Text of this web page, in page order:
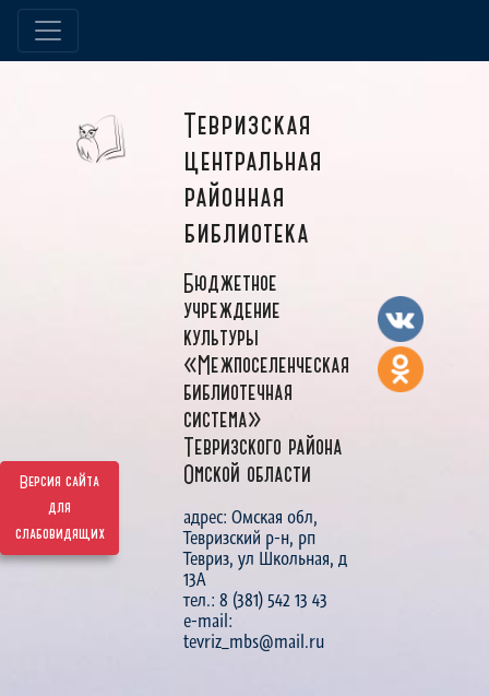
Версия сайта
для
слабовидящих
Тевризская
центральная
районная
библиотека
Бюджетное
учреждение
культуры
«Межпоселенческая
библиотечная
система»
Тевризского района
Омской области
адрес: Омская обл,
Тевризский р-н, рп
Тевриз, ул Школьная, д
13А
тел.: 8 (381) 542 13 43
e-mail:
tevriz_mbs@mail.ru